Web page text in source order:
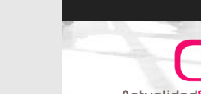
ActualidadSocial